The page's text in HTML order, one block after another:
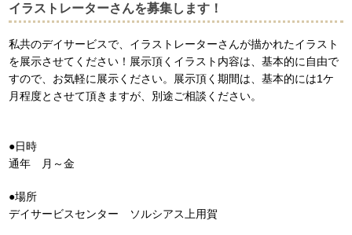
イラストレーターさんを募集します！
私共のデイサービスで、イラストレーターさんが描かれたイラスト
を展示させてください！展示頂くイラスト内容は、基本的に自由で
すので、お気軽に展示ください。展示頂く期間は、基本的には1ケ
月程度とさせて頂きますが、別途ご相談ください。
●日時
通年 月～金
●場所
デイサービスセンター ソルシアス上用賀